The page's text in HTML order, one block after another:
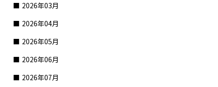
2026年03月
2026年04月
2026年05月
2026年06月
2026年07月